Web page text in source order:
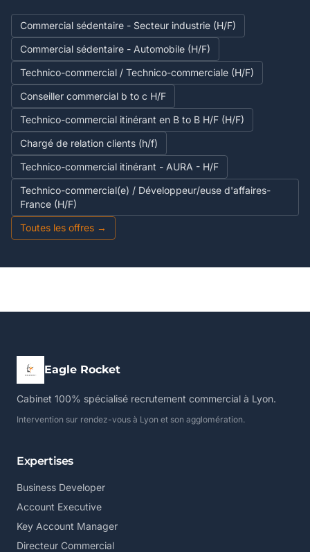
Commercial sédentaire - Secteur industrie (H/F)
Commercial sédentaire - Automobile (H/F)
Technico-commercial / Technico-commerciale (H/F)
Conseiller commercial b to c H/F
Technico-commercial itinérant en B to B H/F (H/F)
Chargé de relation clients (h/f)
Technico-commercial itinérant - AURA - H/F
Technico-commercial(e) / Développeur/euse d'affaires-
France (H/F)
Toutes les offres →
Eagle Rocket
Cabinet 100% spécialisé recrutement commercial à Lyon.
Intervention sur rendez-vous à Lyon et son agglomération.
Expertises
Business Developer
Account Executive
Key Account Manager
Directeur Commercial